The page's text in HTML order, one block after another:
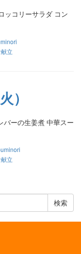
コリーサラダ コン
立
）
の生姜煮 中華スー
立